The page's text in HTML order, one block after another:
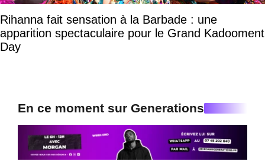
Rihanna fait sensation à la Barbade : une
apparition spectaculaire pour le Grand Kadooment
Day
En ce moment sur Generations